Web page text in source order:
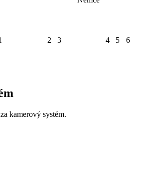
2 3 4 5 6
kamerový systém.